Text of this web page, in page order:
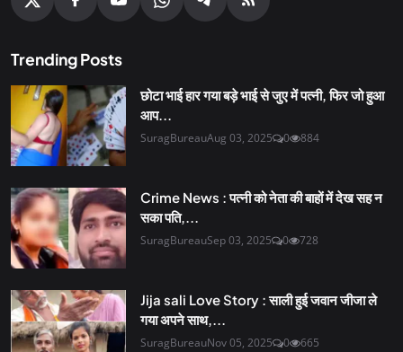
Trending Posts
छोटा भाई हार गया बड़े भाई से जुए में पत्नी, फिर जो हुआ
आप...
SuragBureauAug 03, 2025 0 884
Crime News : पत्नी को नेता की बाहों में देख सह न
सका पति,...
SuragBureauSep 03, 2025 0 728
Jija sali Love Story : साली हुई जवान जीजा ले
गया अपने साथ,...
SuragBureauNov 05, 2025 0 665